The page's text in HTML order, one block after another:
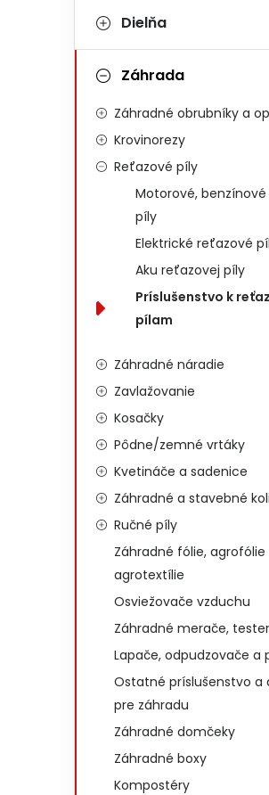
Dielňa
Záhrada
Záhradné obrubníky a
Krovinorezy
Reťazové píly
Motorové,
píly
Elektrické reťazové
Aku reťazovej píly
Príslušenstvo k
pílam
Záhradné náradie
Zavlažovanie
Kosačky
Pôdne/zemné vrtáky
Kvetináče a sadenice
Záhradné a stavebné
Ručné píly
Záhradné fólie, agrofólie
agrotextílie
Osviežovače vzduchu
Záhradné merače,
Lapače, odpudzovače a
Ostatné príslušenstvo a
pre záhradu
Záhradné domčeky
Záhradné boxy
Kompostéry